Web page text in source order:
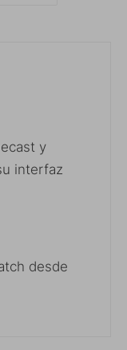
y
interfaz
desde